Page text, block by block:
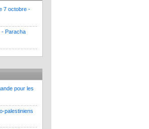
7 octobre -
- Paracha
pour les
palestiniens